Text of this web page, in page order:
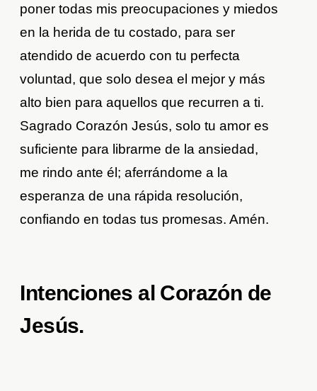
poner todas mis preocupaciones y miedos
en la herida de tu costado, para ser
atendido de acuerdo con tu perfecta
voluntad, que solo desea el mejor y más
alto bien para aquellos que recurren a ti.
Sagrado Corazón Jesús, solo tu amor es
suficiente para librarme de la ansiedad,
me rindo ante él; aferrándome a la
esperanza de una rápida resolución,
confiando en todas tus promesas. Amén.
Intenciones al Corazón de
Jesús.